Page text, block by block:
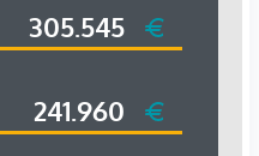
darauf hin, dass die
lediglich
sind und daher ohne
ist als Doppelmakler tätig.